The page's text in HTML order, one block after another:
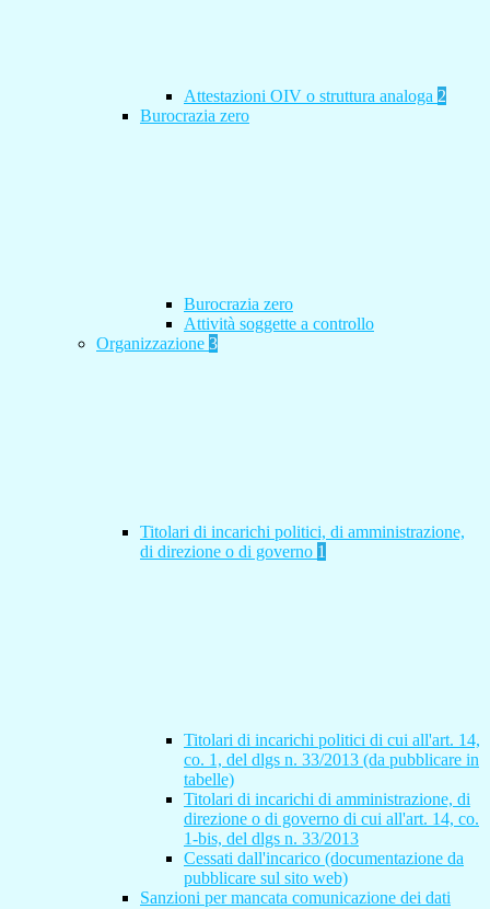
Attestazioni OIV o struttura analoga 2
Burocrazia zero
Burocrazia zero
Attività soggette a controllo
Organizzazione 3
Titolari di incarichi politici, di amministrazione,
di direzione o di governo 1
Titolari di incarichi politici di cui all'art. 14,
co. 1, del dlgs n. 33/2013 (da pubblicare in
tabelle)
Titolari di incarichi di amministrazione, di
direzione o di governo di cui all'art. 14, co.
1-bis, del dlgs n. 33/2013
Cessati dall'incarico (documentazione da
pubblicare sul sito web)
Sanzioni per mancata comunicazione dei dati